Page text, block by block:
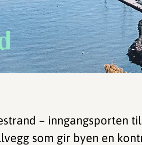
– inngangsporten
som gir byen en